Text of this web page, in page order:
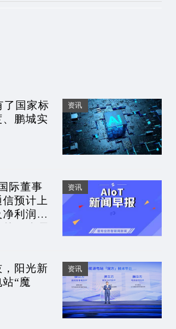
了国家标
鹏城实
资讯
际董事
预计上
利润下
资讯
阳光新
“魔
资讯